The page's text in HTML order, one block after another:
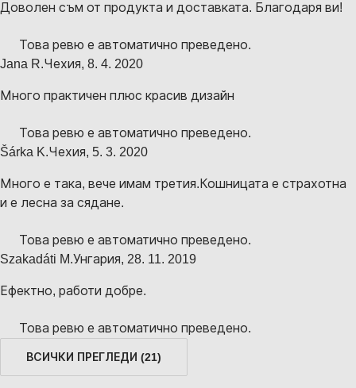
Доволен съм от продукта и доставката. Благодаря ви!
Това ревю е автоматично преведено.
Jana R.Чехия, 8. 4. 2020
Много практичен плюс красив дизайн
Това ревю е автоматично преведено.
Šárka K.Чехия, 5. 3. 2020
Много е така, вече имам третия.Кошницата е страхотна
и е лесна за сядане.
Това ревю е автоматично преведено.
Szakadáti M.Унгария, 28. 11. 2019
Ефектно, работи добре.
Това ревю е автоматично преведено.
ВСИЧКИ ПРЕГЛЕДИ (21)